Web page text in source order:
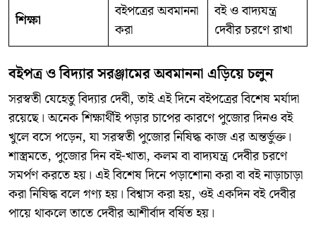
শিক্ষা
বইপত্রের অবমাননা
করা
বই ও বাদ্যযন্ত্র
দেবীর চরণে রাখা
বইপত্র ও বিদ্যার সরঞ্জামের অবমাননা এড়িয়ে চলুন
সরস্বতী যেহেতু বিদ্যার দেবী, তাই এই দিনে বইপত্রের বিশেষ মর্যাদা
রয়েছে। অনেক শিক্ষার্থীই পড়ার চাপের কারণে পুজোর দিনও বই
খুলে বসে পড়েন, যা সরস্বতী পুজোর নিষিদ্ধ কাজ এর অন্তর্ভুক্ত।
শাস্ত্রমতে, পুজোর দিন বই-খাতা, কলম বা বাদ্যযন্ত্র দেবীর চরণে
সমর্পণ করতে হয়। এই বিশেষ দিনে পড়াশোনা করা বা বই নাড়াচাড়া
করা নিষিদ্ধ বলে গণ্য হয়। বিশ্বাস করা হয়, ওই একদিন বই দেবীর
পায়ে থাকলে তাতে দেবীর আশীর্বাদ বর্ষিত হয়।